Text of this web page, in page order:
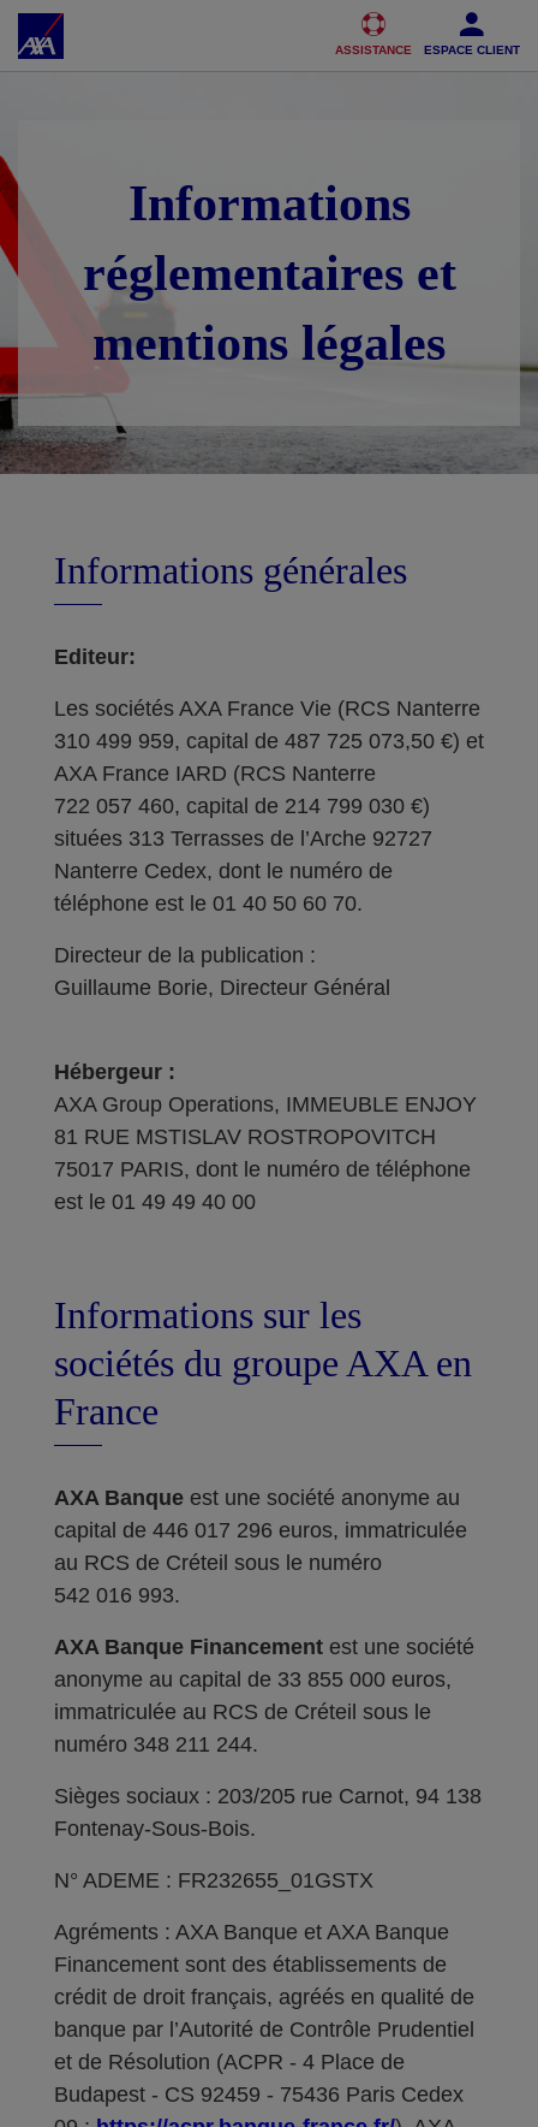
Accéder au Contenu Accéder au Pied de page
ASSISTANCE ESPACE CLIENT
Informations
réglementaires et
mentions légales
Informations générales
Editeur:
Les sociétés AXA France Vie (RCS Nanterre
310 499 959, capital de 487 725 073,50 €) et
AXA France IARD (RCS Nanterre
722 057 460, capital de 214 799 030 €)
situées 313 Terrasses de l’Arche 92727
Nanterre Cedex, dont le numéro de
téléphone est le 01 40 50 60 70.
Directeur de la publication :
Guillaume Borie, Directeur Général
Hébergeur :
AXA Group Operations, IMMEUBLE ENJOY
81 RUE MSTISLAV ROSTROPOVITCH
75017 PARIS, dont le numéro de téléphone
est le 01 49 49 40 00
Informations sur les
sociétés du groupe AXA en
France
AXA Banque est une société anonyme au
capital de 446 017 296 euros, immatriculée
au RCS de Créteil sous le numéro
542 016 993.
AXA Banque Financement est une société
anonyme au capital de 33 855 000 euros,
immatriculée au RCS de Créteil sous le
numéro 348 211 244.
Sièges sociaux : 203/205 rue Carnot, 94 138
Fontenay-Sous-Bois.
N° ADEME : FR232655_01GSTX
Agréments : AXA Banque et AXA Banque
Financement sont des établissements de
crédit de droit français, agréés en qualité de
banque par l’Autorité de Contrôle Prudentiel
et de Résolution (ACPR - 4 Place de
Budapest - CS 92459 - 75436 Paris Cedex